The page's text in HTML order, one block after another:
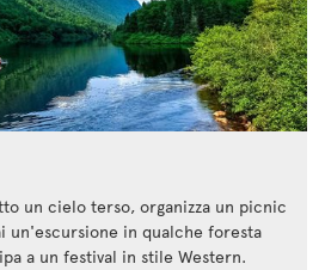
un cielo terso, organizza un picnic
un'escursione in qualche foresta
a un festival in stile Western.